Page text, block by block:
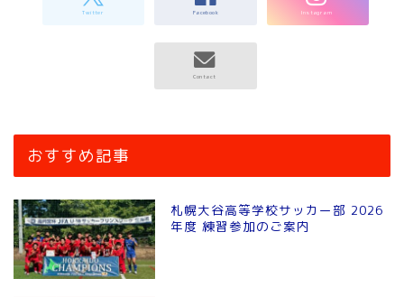
おすすめ記事
札幌大谷高等学校サッカー部 2026
年度 練習参加のご案内